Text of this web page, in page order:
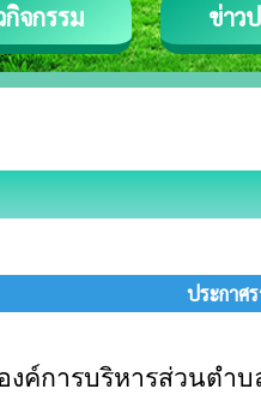
กิจกรรม ข่าว
ประกาศ
งค์การบริหารส่วนตำ